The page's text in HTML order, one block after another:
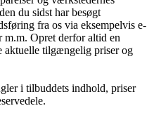
du sidst har besøgt
fra os via eksempelvis e-
Opret derfor altid en
aktuelle tilgængelig priser og
i tilbuddets indhold, priser